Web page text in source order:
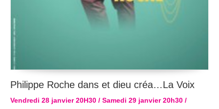
Philippe Roche dans et dieu créa…La Voix
Vendredi 28 janvier 20H30 / Samedi 29 janvier 20h30 /